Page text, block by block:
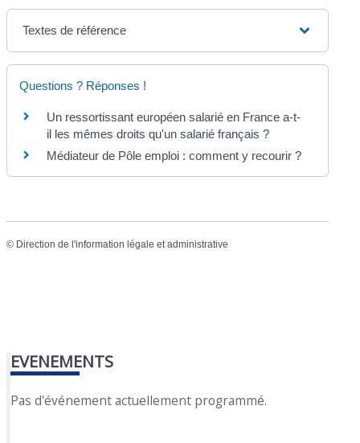
Textes de référence
Questions ? Réponses !
Un ressortissant européen salarié en France a-t-
il les mêmes droits qu'un salarié français ?
Médiateur de Pôle emploi : comment y recourir ?
© Direction de l'information légale et administrative
EVENEMENTS
Pas d'événement actuellement programmé.